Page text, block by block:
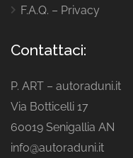
F.A.Q. – Privacy
Contattaci:
P. ART – autoraduni.it
Via Botticelli 17
60019 Senigallia AN
info@autoraduni.it